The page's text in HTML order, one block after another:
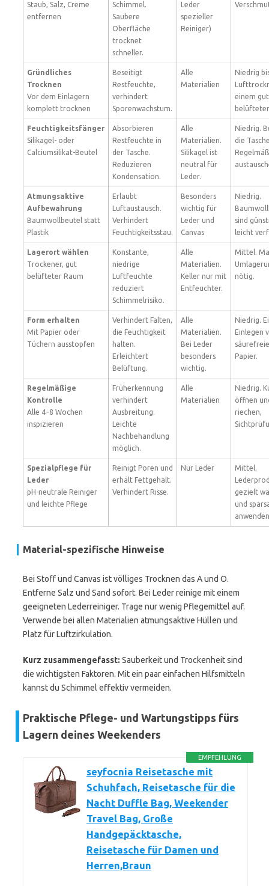
Staub, Salz, Creme
entfernen
Schimmel.
Saubere
Oberfläche
trocknet
schneller.
Leder
spezieller
Reiniger)
Gründliches
Trocknen
Vor dem Einlagern
komplett trocknen
Beseitigt
Restfeuchte,
verhindert
Sporenwachstum.
Alle
Materialien
Niedrig
einem gut
Feuchtigkeitsfänger
Silikagel- oder
Calciumsilikat-Beutel
Absorbieren
Restfeuchte in
der Tasche.
Reduzieren
Kondensation.
Alle
Materialien.
Silikagel ist
neutral für
Leder.
Niedrig.
die
Atmungsaktive
Aufbewahrung
Baumwollbeutel statt
Plastik
Erlaubt
Luftaustausch.
Verhindert
Feuchtigkeitsstau.
Besonders
wichtig für
Leder und
Canvas
Niedrig.
sind
leicht
Lagerort wählen
Trockener, gut
belüfteter Raum
Konstante,
niedrige
Luftfeuchte
reduziert
Schimmelrisiko.
Alle
Materialien.
Keller nur mit
Entfeuchter.
Mittel.
nötig.
Form erhalten
Mit Papier oder
Tüchern ausstopfen
Verhindert Falten,
die Feuchtigkeit
halten.
Erleichtert
Belüftung.
Alle
Materialien.
Bei Leder
besonders
wichtig.
Niedrig.
Einlegen
Papier.
Regelmäßige
Kontrolle
Alle 4–8 Wochen
inspizieren
Früherkennung
verhindert
Ausbreitung.
Leichte
Nachbehandlung
möglich.
Alle
Materialien
Niedrig.
öffnen
riechen,
Spezialpflege für
Leder
pH-neutrale Reiniger
und leichte Pflege
Reinigt Poren und
erhält Fettgehalt.
Verhindert Risse.
Nur Leder
Mittel.
gezielt
und
Material-spezifische Hinweise
Bei Stoff und Canvas ist völliges Trocknen das A und O.
Entferne Salz und Sand sofort. Bei Leder reinige mit einem
geeigneten Lederreiniger. Trage nur wenig Pflegemittel auf.
Verwende bei allen Materialien atmungsaktive Hüllen und
Platz für Luftzirkulation.
Kurz zusammengefasst: Sauberkeit und Trockenheit sind
die wichtigsten Faktoren. Mit ein paar einfachen Hilfsmitteln
kannst du Schimmel effektiv vermeiden.
Praktische Pflege- und Wartungstipps fürs
Lagern deines Weekenders
EMPFEHLUNG
seyfocnia Reisetasche mit
Schuhfach, Reisetasche für die
Nacht Duffle Bag, Weekender
Travel Bag, Große
Handgepäcktasche,
Reisetasche für Damen und
Herren,Braun